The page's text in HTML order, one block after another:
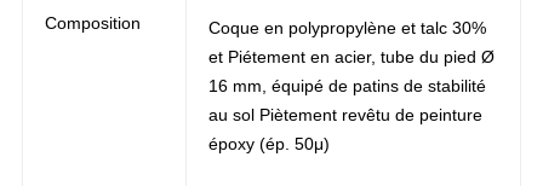
Composition
Coque en polypropylène et talc 30%
et Piétement en acier, tube du pied Ø
16 mm, équipé de patins de stabilité
au sol Piètement revêtu de peinture
époxy (ép. 50μ)